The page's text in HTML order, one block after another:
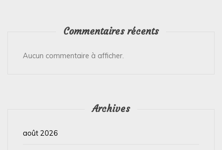
Commentaires récents
Aucun commentaire à afficher.
Archives
août 2026